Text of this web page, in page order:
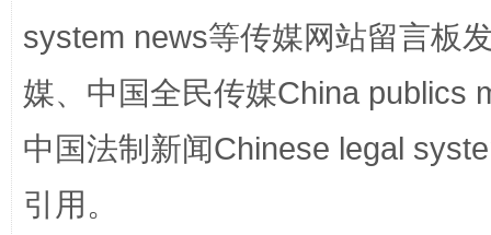
system news等传媒网站留言板
媒、中国全民传媒China publics
中国法制新闻Chinese legal
引用。